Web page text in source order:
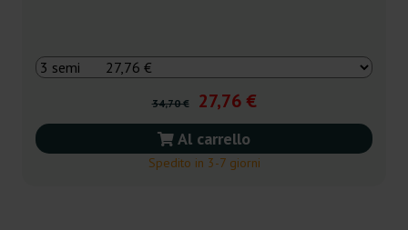
34,70 € 27,76 €
Al carrello
Spedito in 3-7 giorni